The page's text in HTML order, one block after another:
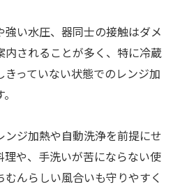
い水圧、器同士の接触はダメ
されることが多く、特に冷蔵
っていない状態でのレンジ加
ンジ加熱や自動洗浄を前提にせ
や、手洗いが苦にならない使
んらしい風合いも守りやすく